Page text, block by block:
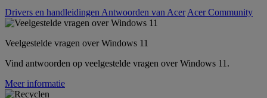
Drivers en handleidingen Antwoorden van Acer Acer Community
Veelgestelde vragen over Windows 11
Vind antwoorden op veelgestelde vragen over Windows 11.
Meer informatie